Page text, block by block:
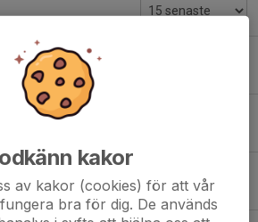
Vallentunakvällen 18/5
0
1, 18 maj!
0
kakor
av kakor (cookies) för att vår
bra för dig. De används